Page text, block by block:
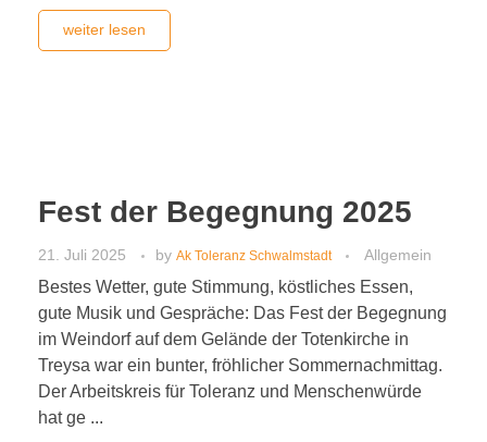
weiter lesen
Fest der Begegnung 2025
21. Juli 2025 by Ak Toleranz Schwalmstadt Allgemein
Bestes Wetter, gute Stimmung, köstliches Essen,
gute Musik und Gespräche: Das Fest der Begegnung
im Weindorf auf dem Gelände der Totenkirche in
Treysa war ein bunter, fröhlicher Sommernachmittag.
Der Arbeitskreis für Toleranz und Menschenwürde
hat ge ...